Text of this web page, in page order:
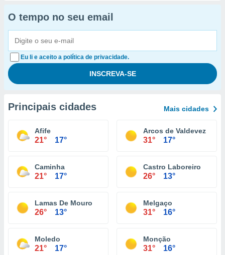
O tempo no seu email
Eu li e aceito a política de privacidade.
Principais cidades Mais cidades
Afife
21° 17°
Arcos de Valdevez
31° 17°
Caminha
21° 17°
Castro Laboreiro
26° 13°
Lamas De Mouro
26° 13°
Melgaço
31° 16°
Moledo
21° 17°
Monção
31° 16°